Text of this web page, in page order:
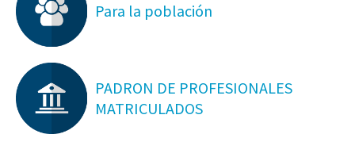
Para la población
PADRON DE PROFESIONALES
MATRICULADOS